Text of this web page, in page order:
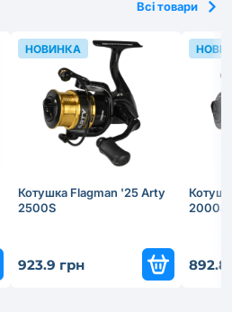
Всі товари
Котушка Flagman '25 Arty
2500S
923.9 грн
НОВИНКА
2000S
892.8